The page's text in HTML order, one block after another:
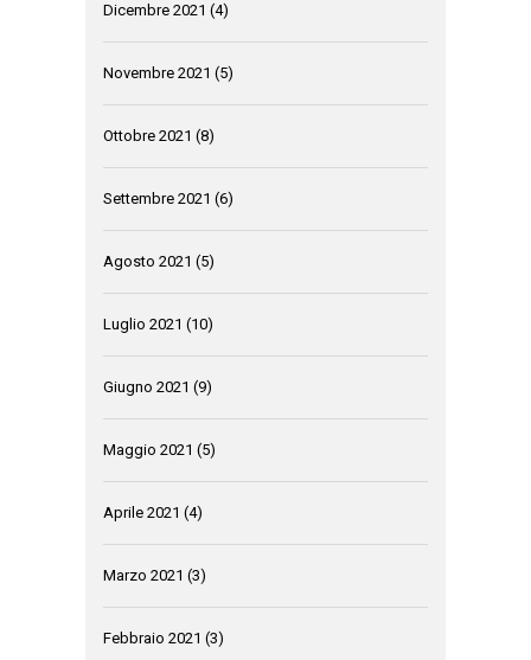
Dicembre 2021 (4)
Novembre 2021 (5)
Ottobre 2021 (8)
Settembre 2021 (6)
Agosto 2021 (5)
Luglio 2021 (10)
Giugno 2021 (9)
Maggio 2021 (5)
Aprile 2021 (4)
Marzo 2021 (3)
Febbraio 2021 (3)